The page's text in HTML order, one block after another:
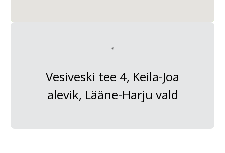
Vesiveski tee 4, Keila-Joa
alevik, Lääne-Harju vald